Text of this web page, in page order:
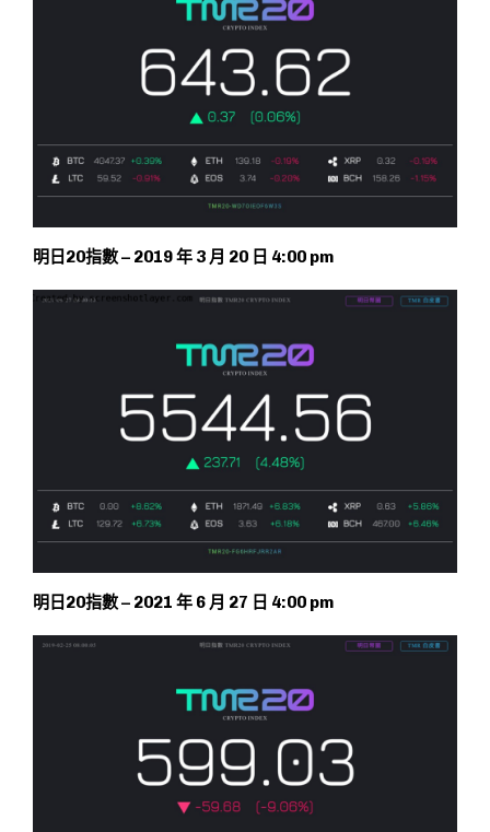
明日20指數 – 2019 年 3 月 20 日 4:00 pm
明日20指數 – 2021 年 6 月 27 日 4:00 pm